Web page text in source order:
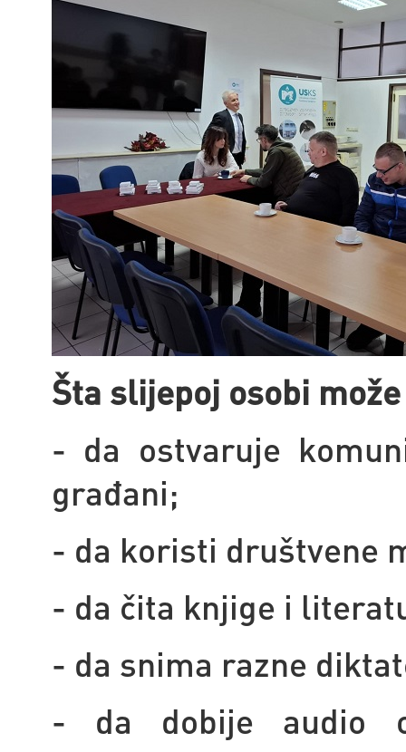
Šta slijepoj osobi
- da ostvaruje
građani;
- da koristi društvene
- da čita knjige i
- da snima razne
- da dobije audio